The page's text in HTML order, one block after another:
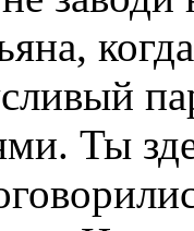
Ты